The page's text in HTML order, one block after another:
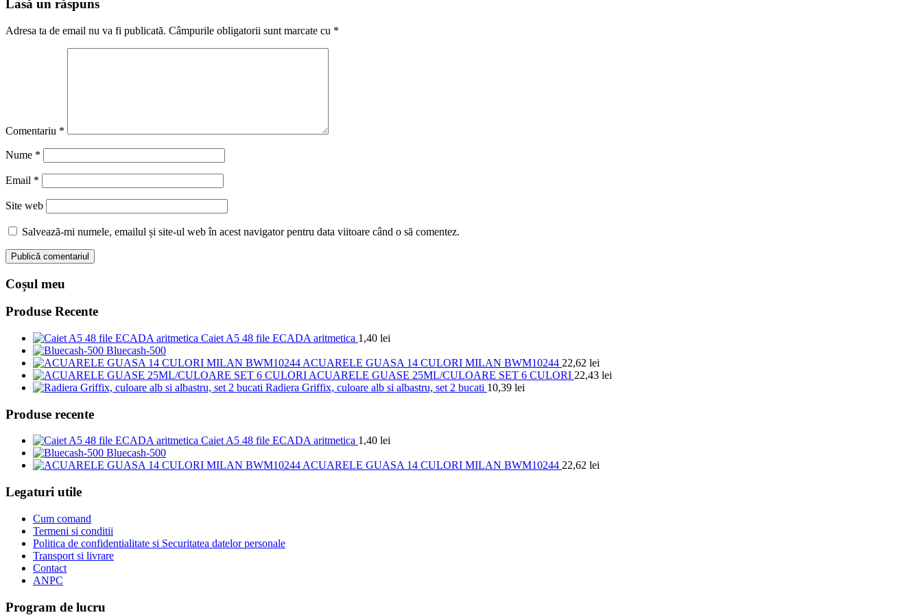
Lasă un răspuns
Adresa ta de email nu va fi publicată. Câmpurile obligatorii sunt marcate cu *
Comentariu *
Nume *
Email *
Site web
Salvează-mi numele, emailul și site-ul web în acest navigator pentru data viitoare când o să comentez.
Coșul meu
Produse Recente
Caiet A5 48 file ECADA aritmetica 1,40 lei
Bluecash-500
ACUARELE GUASA 14 CULORI MILAN BWM10244 22,62 lei
ACUARELE GUASE 25ML/CULOARE SET 6 CULORI 22,43 lei
Radiera Griffix, culoare alb si albastru, set 2 bucati 10,39 lei
Produse recente
Caiet A5 48 file ECADA aritmetica 1,40 lei
Bluecash-500
ACUARELE GUASA 14 CULORI MILAN BWM10244 22,62 lei
Legaturi utile
Cum comand
Termeni si conditii
Politica de confidentialitate si Securitatea datelor personale
Transport si livrare
Contact
ANPC
Program de lucru